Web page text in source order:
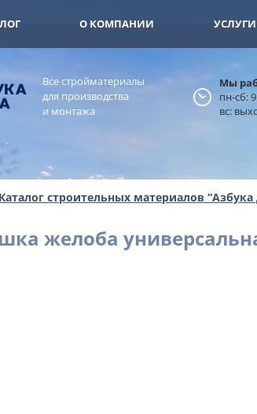
О КОМПАНИИ УСЛУГИ
А
Все стройматериалы
для производства
и монтажа
Мы
пн-сб:
вс:
Каталог строительных материалов
желоба